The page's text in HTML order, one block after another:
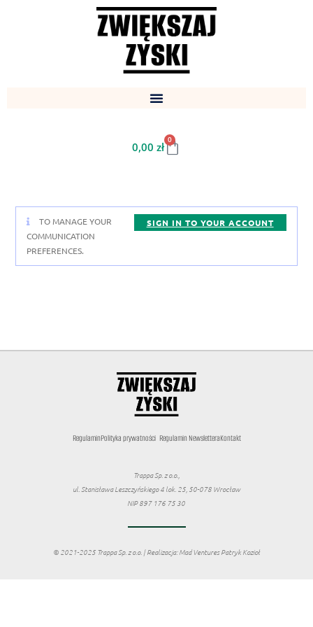
0,00 zł
0
SIGN IN TO YOUR ACCOUNT
TO MANAGE YOUR
COMMUNICATION
PREFERENCES.
RegulaminPolityka prywatności Regulamin NewsletteraKontakt
Trappa Sp. z o.o.,
ul. Stanisława Leszczyńskiego 4 lok. 25, 50-078 Wrocław
NIP 897 176 75 30
© 2021-2025 Trappa Sp. z o.o. | Realizacja: Mad Ventures Patryk Kozioł